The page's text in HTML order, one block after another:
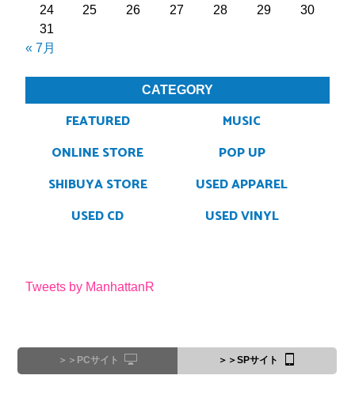
« 7月
24
25 26 27 28 29
30
31
CATEGORY
FEATURED
MUSIC
ONLINE STORE
POP UP
SHIBUYA STORE
USED APPAREL
USED CD
USED VINYL
Tweets by ManhattanR
＞＞PCサイト ＞＞SPサイト